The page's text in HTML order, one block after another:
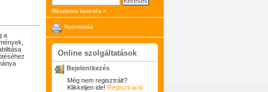
a
Részletes keresés >
Nyomtatás
Online szolgáltatások
Bejelentkezés
Még nem regisztrált?
Klikkeljen ide! Regisztráció